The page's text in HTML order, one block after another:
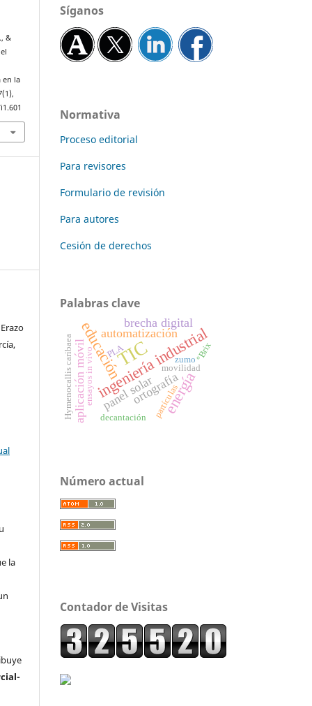
&
en la
(1),
la
Síganos
Normativa
Proceso editorial
Para revisores
Formulario de revisión
Para autores
Cesión de derechos
Palabras clave
TIC
energía
ingeniería industrial
educación
panel solar
aplicación móvil
automatización
ortografía
brecha digital
partículas
ensayos in vivo
Hymenocallis caribaea movilidad
PLA
decantación
zumo°Brix
Número actual
Contador de Visitas